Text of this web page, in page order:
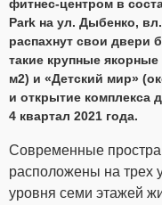
фитнес-центром в
Park на ул. Дыбенко,
распахнут свои двери
такие крупные
м2) и «Детский мир»
и открытие комплекса
4 квартал 2021 года.
Современные
расположены на трех
уровня семи этажей